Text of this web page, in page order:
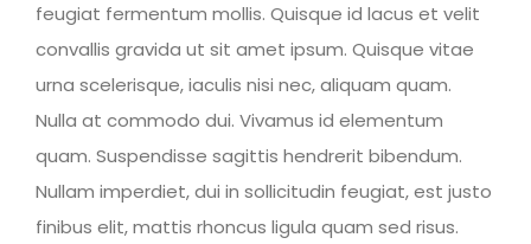
feugiat fermentum mollis. Quisque id lacus et velit
convallis gravida ut sit amet ipsum. Quisque vitae
urna scelerisque, iaculis nisi nec, aliquam quam.
Nulla at commodo dui. Vivamus id elementum
quam. Suspendisse sagittis hendrerit bibendum.
Nullam imperdiet, dui in sollicitudin feugiat, est justo
finibus elit, mattis rhoncus ligula quam sed risus.